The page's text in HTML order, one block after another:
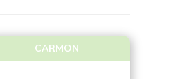
CARMON